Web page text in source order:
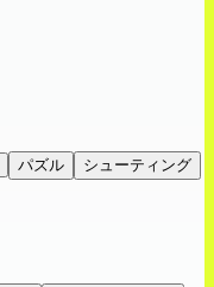
パズル
シューティング